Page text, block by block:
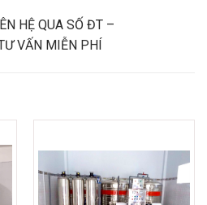
HỆ QUA SỐ ĐT –
VẤN MIỄN PHÍ